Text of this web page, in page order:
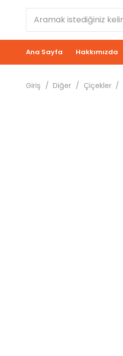
Ana Sayfa Hakkımızda
Giriş / Diğer / Çiçekler /